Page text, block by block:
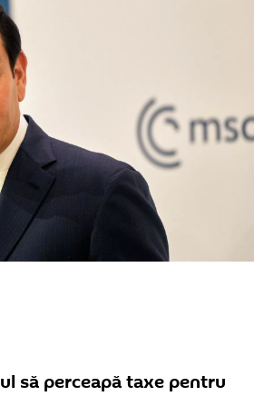
să perceapă taxe pentru